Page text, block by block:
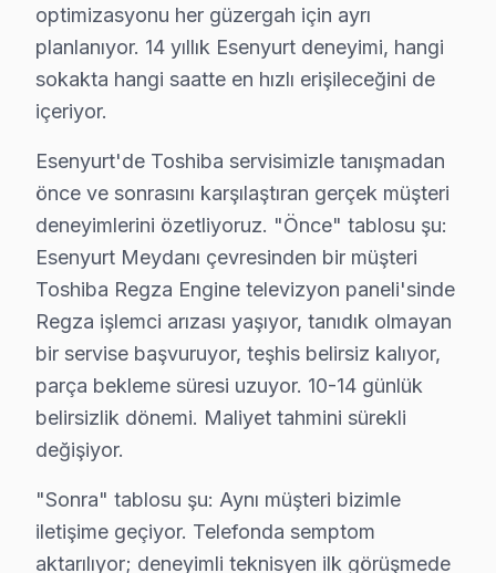
✓ Orijinal Yedek Parça
✓ Ücretsiz Arıza Tespiti
Tamir mi Satın Al mı? Çevre ve Maliyet
Toshiba set'lerin kullanımında enerji verimliliği, hem
Esenyurt ilçesi, İstanbul'un gelişen bir bölgesi olarak
Özellikle Toshiba'nın "Regza" serisi, bu bölgede
Sonuç olarak, Toshiba ekran kullanıcıları için tamir
Esenyurt Mahallelerinde Toshiba Servis:
Esenyurt bölgesinde Toshiba televizyonunuz
1.Ekran Sarsıntısı (Panel Sorunu): Toshiba'nın bazı
2.Anakart Arızası
3.Güç Kartı Problemleri: Güç kartı arızaları,
4.Backlight Sorunu: Ekranda kararmalar veya
5.Yazılım Güncellemeleri: Kullanıcılar, Toshiba
optimizasyonu her güzergah için ayrı
planlanıyor. 14 yıllık Esenyurt deneyimi, hangi
sokakta hangi saatte en hızlı erişileceğini de
içeriyor.
Esenyurt'de Toshiba servisimizle tanışmadan
önce ve sonrasını karşılaştıran gerçek müşteri
deneyimlerini özetliyoruz. "Önce" tablosu şu:
Esenyurt Meydanı çevresinden bir müşteri
Toshiba Regza Engine televizyon paneli'sinde
Regza işlemci arızası yaşıyor, tanıdık olmayan
bir servise başvuruyor, teşhis belirsiz kalıyor,
parça bekleme süresi uzuyor. 10-14 günlük
belirsizlik dönemi. Maliyet tahmini sürekli
değişiyor.
"Sonra" tablosu şu: Aynı müşteri bizimle
iletişime geçiyor. Telefonda semptom
aktarılıyor; deneyimli teknisyen ilk görüşmede